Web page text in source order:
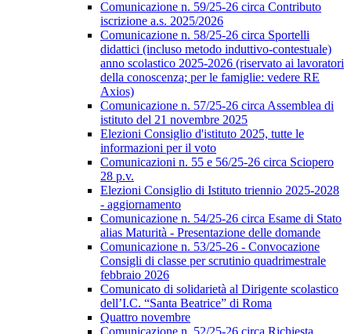
Comunicazione n. 59/25-26 circa Contributo
iscrizione a.s. 2025/2026
Comunicazione n. 58/25-26 circa Sportelli
didattici (incluso metodo induttivo-contestuale)
anno scolastico 2025-2026 (riservato ai lavoratori
della conoscenza; per le famiglie: vedere RE
Axios)
Comunicazione n. 57/25-26 circa Assemblea di
istituto del 21 novembre 2025
Elezioni Consiglio d'istituto 2025, tutte le
informazioni per il voto
Comunicazioni n. 55 e 56/25-26 circa Sciopero
28 p.v.
Elezioni Consiglio di Istituto triennio 2025-2028
- aggiornamento
Comunicazione n. 54/25-26 circa Esame di Stato
alias Maturità - Presentazione delle domande
Comunicazione n. 53/25-26 - Convocazione
Consigli di classe per scrutinio quadrimestrale
febbraio 2026
Comunicato di solidarietà al Dirigente scolastico
dell’I.C. “Santa Beatrice” di Roma
Quattro novembre